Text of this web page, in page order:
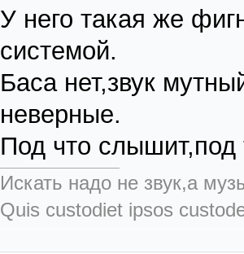
У него такая же
системой.
Баса нет,звук
неверные.
Под что слышит,под
Искать надо не звук,а
Quis custodiet ipsos